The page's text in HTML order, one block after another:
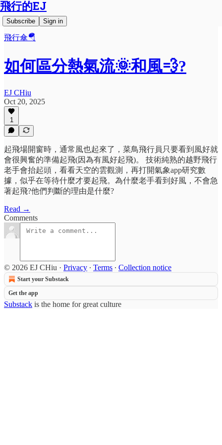
飛行的EJ
Subscribe Sign in
飛行傘🪂
如何區分熱氣流🌞和風💨?
EJ CHiu
Oct 20, 2025
1
起飛場開窗時，通常風也起來了，菜鳥飛行員只要看到風好就
會很興奮的準備起飛(因為有風好起飛)。 技術純熟的越野飛行
老手會抬起頭，看看天空的雲觀測，再打開氣象app研究數
據，似乎在等待什麼才要起飛。為什麼老手看到好風，不會急
著起飛?他們判斷的理由是什麼?
Read →
Comments
© 2026 EJ CHiu · Privacy ∙ Terms ∙ Collection notice
Start your Substack
Get the app
Substack is the home for great culture